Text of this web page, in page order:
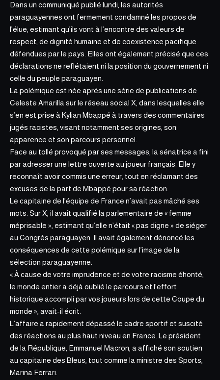
Dans un communiqué publié lundi, les autorités
paraguayennes ont fermement condamné les propos de
l’élue, estimant qu’ils vont à l’encontre des valeurs de
respect, de dignité humaine et de coexistence pacifique
défendues par le pays. Elles ont également précisé que ces
déclarations ne reflétaient ni la position du gouvernement ni
celle du peuple paraguayen.
La polémique est née après une série de publications de
Celeste Amarilla sur le réseau social X, dans lesquelles elle
s’en est prise à Kylian Mbappé à travers des commentaires
jugés racistes, visant notamment ses origines, son
apparence et son parcours personnel.
Face au tollé provoqué par ses messages, la sénatrice a fini
par adresser une lettre ouverte au joueur français. Elle y
reconnaît avoir commis une erreur, tout en réclamant des
excuses de la part de Mbappé pour sa réaction.
Le capitaine de l’équipe de France n’avait pas mâché ses
mots. Sur X, il avait qualifié la parlementaire de « femme
méprisable », estimant qu’elle n’était « pas digne » de siéger
au Congrès paraguayen. Il avait également dénoncé les
conséquences de cette polémique sur l’image de la
sélection paraguayenne.
« À cause de votre imprudence et de votre racisme éhonté,
le monde entier a déjà oublié le parcours et l’effort
historique accompli par vos joueurs lors de cette Coupe du
monde », avait-il écrit.
L’affaire a rapidement dépassé le cadre sportif et suscité
des réactions au plus haut niveau en France. Le président
de la République, Emmanuel Macron, a affiché son soutien
au capitaine des Bleus, tout comme la ministre des Sports,
Marina Ferrari.